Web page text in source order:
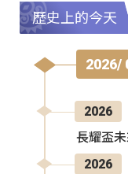
歷史上的今天
2026/
2026
長耀盃
2026